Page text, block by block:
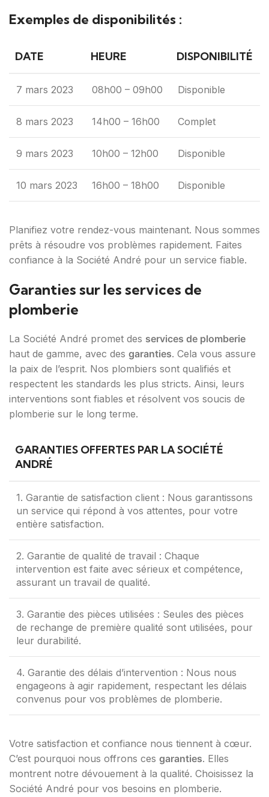
Exemples de disponibilités :
DATE HEURE DISPONIBILITÉ
7 mars 2023 08h00 – 09h00 Disponible
8 mars 2023 14h00 – 16h00 Complet
9 mars 2023 10h00 – 12h00 Disponible
10 mars 2023 16h00 – 18h00 Disponible
Planifiez votre rendez-vous maintenant. Nous sommes
prêts à résoudre vos problèmes rapidement. Faites
confiance à la Société André pour un service fiable.
Garanties sur les services de
plomberie
La Société André promet des services de plomberie
haut de gamme, avec des garanties. Cela vous assure
la paix de l’esprit. Nos plombiers sont qualifiés et
respectent les standards les plus stricts. Ainsi, leurs
interventions sont fiables et résolvent vos soucis de
plomberie sur le long terme.
GARANTIES OFFERTES PAR LA SOCIÉTÉ
ANDRÉ
1. Garantie de satisfaction client : Nous garantissons
un service qui répond à vos attentes, pour votre
entière satisfaction.
2. Garantie de qualité de travail : Chaque
intervention est faite avec sérieux et compétence,
assurant un travail de qualité.
3. Garantie des pièces utilisées : Seules des pièces
de rechange de première qualité sont utilisées, pour
leur durabilité.
4. Garantie des délais d’intervention : Nous nous
engageons à agir rapidement, respectant les délais
convenus pour vos problèmes de plomberie.
Votre satisfaction et confiance nous tiennent à cœur.
C’est pourquoi nous offrons ces garanties. Elles
montrent notre dévouement à la qualité. Choisissez la
Société André pour vos besoins en plomberie.